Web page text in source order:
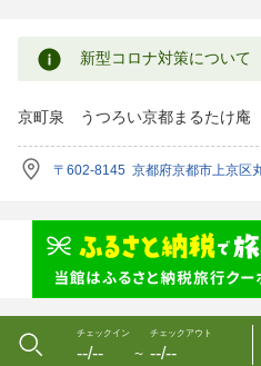
新型コロナ対策について
京町泉 うつろい京都まるたけ庵
〒602-8145 京都府京都市上京区
チェックイン
--/-- 〜
チェックアウト
--/--